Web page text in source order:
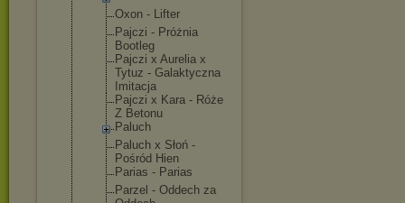
Oxon - Lifter
Pajczi - Próżnia
Bootleg
Pajczi x Aurelia x
Tytuz - Galaktyczna
Imitacja
Pajczi x Kara - Róże
Z Betonu
Paluch
Paluch x Słoń -
Pośród Hien
Parias - Parias
Parzel - Oddech za